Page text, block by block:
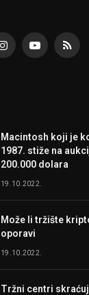
InstagramYouTubeRSS
Macintosh koji je
1987. stiže na
200.000 dolara
19.10.2022.
Može li tržište
oporavi
19.10.2022.
Tržni centri